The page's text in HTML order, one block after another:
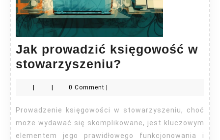
Jak prowadzić księgowość w
stowarzyszeniu?
w
| | 0 Comment |
Prowadzenie księgowości w stowarzyszeniu, choć
może wydawać się skomplikowane, jest kluczowym
elementem jego prawidłowego funkcjonowania i